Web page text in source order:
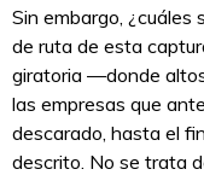
Sin embargo, ¿cuáles
de ruta de esta
giratoria —donde
las empresas que
descarado, hasta el
descrito. No se trata